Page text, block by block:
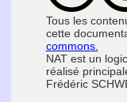
Tous les
cette
commons.
NAT est un
réalisé
Frédéric